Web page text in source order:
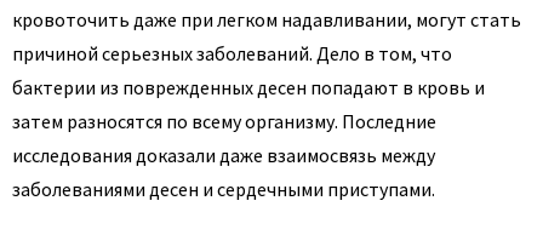
кровоточить даже при легком надавливании, могут стать
причиной серьезных заболеваний. Дело в том, что
бактерии из поврежденных десен попадают в кровь и
затем разносятся по всему организму. Последние
исследования доказали даже взаимосвязь между
заболеваниями десен и сердечными приступами.